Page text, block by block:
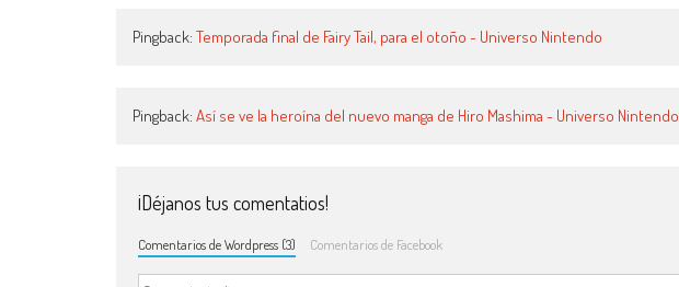
Pingback: Temporada final de Fairy Tail, para el otoño - Universo Nintendo
Pingback: Así se ve la heroína del nuevo manga de Hiro Mashima - Universo Nintendo
¡Déjanos tus comentatios!
Comentarios de Wordpress (3) Comentarios de Facebook